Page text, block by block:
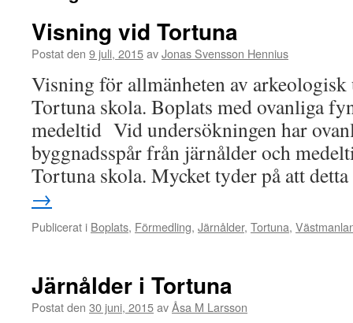
Visning vid Tortuna
Postat den 9 juli, 2015avJonas Svensson Hennius
Visning för allmänheten av
Tortuna skola. Boplats med ovanliga
medeltid Vid undersökningen har
byggnadsspår från järnålder och
Tortuna skola. Mycket tyder på att
→
Publicerat i Boplats, Förmedling, Järnålder, Tortuna,
Järnålder i Tortuna
Postat den 30 juni, 2015avÅsa M Larsson